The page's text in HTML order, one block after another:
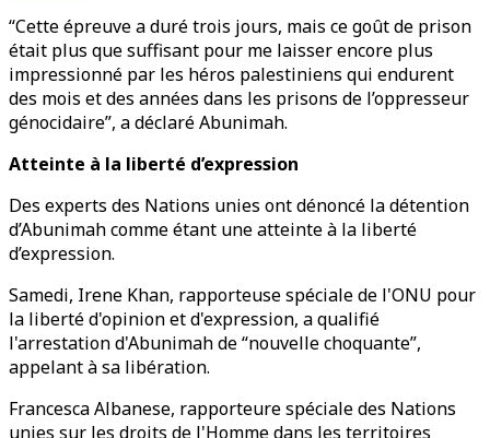
“Cette épreuve a duré trois jours, mais ce goût de prison
était plus que suffisant pour me laisser encore plus
impressionné par les héros palestiniens qui endurent
des mois et des années dans les prisons de l’oppresseur
génocidaire”, a déclaré Abunimah.
Atteinte à la liberté d’expression
Des experts des Nations unies ont dénoncé la détention
d’Abunimah comme étant une atteinte à la liberté
d’expression.
Samedi, Irene Khan, rapporteuse spéciale de l'ONU pour
la liberté d'opinion et d'expression, a qualifié
l'arrestation d'Abunimah de “nouvelle choquante”,
appelant à sa libération.
Francesca Albanese, rapporteure spéciale des Nations
unies sur les droits de l'Homme dans les territoires